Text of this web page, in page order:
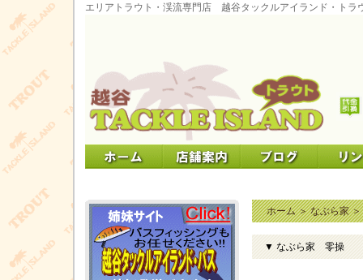
エリアトラウト・渓流専門店 越谷タックルアイランド・トラ
ホーム＞なぶら家＞
▼ なぶら家 零操